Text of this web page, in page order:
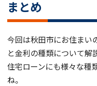
まとめ
今回は秋田市にお住まい
と金利の種類について解
住宅ローンにも様々な種
ね。